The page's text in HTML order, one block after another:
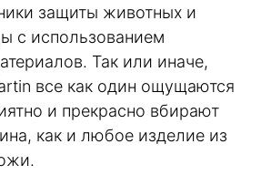
защиты животных и
с использованием
Так или иначе,
все как один ощущаются
и прекрасно вбирают
как и любое изделие из